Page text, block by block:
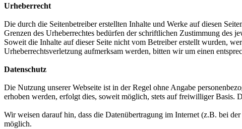
Urheberrecht
Die durch die Seitenbetreiber erstellten Inhalte und Werke auf diesen
Grenzen des Urheberrechtes bedürfen der schriftlichen Zustimmung des
Soweit die Inhalte auf dieser Seite nicht vom Betreiber erstellt wurden,
Urheberrechtsverletzung aufmerksam werden, bitten wir um einen
Datenschutz
Die Nutzung unserer Webseite ist in der Regel ohne Angabe
erhoben werden, erfolgt dies, soweit möglich, stets auf freiwilliger Basis.
Wir weisen darauf hin, dass die Datenübertragung im Internet (z.B. bei
möglich.